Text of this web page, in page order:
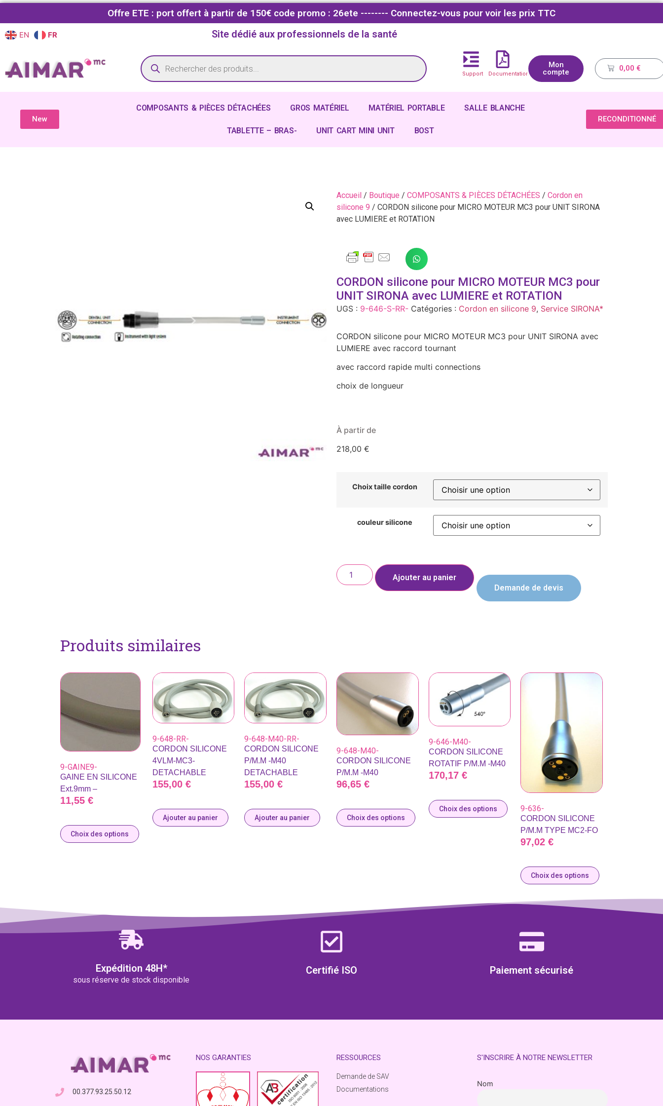
Offre ETE : port offert à partir de 150€ code promo : 26ete -------- Connectez-vous pour voir les prix TTC
EN FR Site dédié aux professionnels de la santé
Support Documentations
Mon
compte
0,00 €
New
COMPOSANTS & PIÈCES DÉTACHÉES GROS MATÉRIEL MATÉRIEL PORTABLE SALLE BLANCHE
TABLETTE – BRAS- UNIT CART MINI UNIT BOST
RECONDITIONNÉ
Accueil / Boutique / COMPOSANTS & PIÈCES DÉTACHÉES / Cordon en
silicone 9 / CORDON silicone pour MICRO MOTEUR MC3 pour UNIT SIRONA
avec LUMIERE et ROTATION
CORDON silicone pour MICRO MOTEUR MC3 pour
UNIT SIRONA avec LUMIERE et ROTATION
UGS : 9-646-S-RR- Catégories : Cordon en silicone 9, Service SIRONA*
CORDON silicone pour MICRO MOTEUR MC3 pour UNIT SIRONA avec
LUMIERE avec raccord tournant
avec raccord rapide multi connections
choix de longueur
À partir de
218,00 €
Choix taille cordon
couleur silicone
Ajouter au panier
Demande de devis
Produits similaires
9-GAINE9-
GAINE EN SILICONE
Ext.9mm –
11,55 €
Choix des options
9-648-RR-
CORDON SILICONE
4VLM-MC3-
DETACHABLE
155,00 €
Ajouter au panier
9-648-M40-RR-
CORDON SILICONE
P/M.M -M40
DETACHABLE
155,00€
Ajouter au panier
9-648-M40-
CORDON SILICONE
P/M.M -M40
96,65 €
Choix des options
9-646-M40-
CORDON SILICONE
ROTATIF P/M.M -M40
170,17 €
Choix des options 9-636-
CORDON SILICONE
P/M.M TYPE MC2-FO
97,02€
Choix des options
Expédition 48H*
sous réserve de stock disponible
Certifié ISO Paiement sécurisé
00.377.93.25.50.12
NOS GARANTIES RESSOURCES
Demande de SAV
Documentations
S'INSCRIRE À NOTRE NEWSLETTER
Nom